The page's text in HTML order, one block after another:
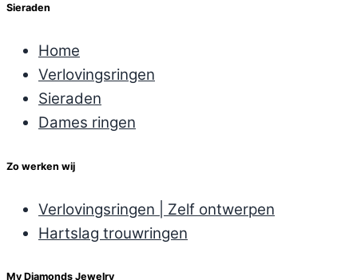
Sieraden
Home
Verlovingsringen
Sieraden
Dames ringen
Zo werken wij
Verlovingsringen | Zelf ontwerpen
Hartslag trouwringen
My Diamonds Jewelry